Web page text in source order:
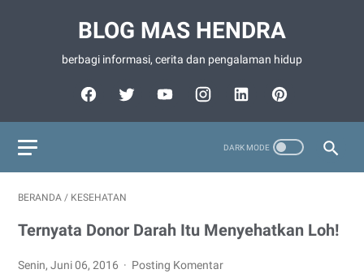
BLOG MAS HENDRA
berbagi informasi, cerita dan pengalaman hidup
BERANDA / KESEHATAN
Ternyata Donor Darah Itu Menyehatkan Loh!
Senin, Juni 06, 2016 Posting Komentar